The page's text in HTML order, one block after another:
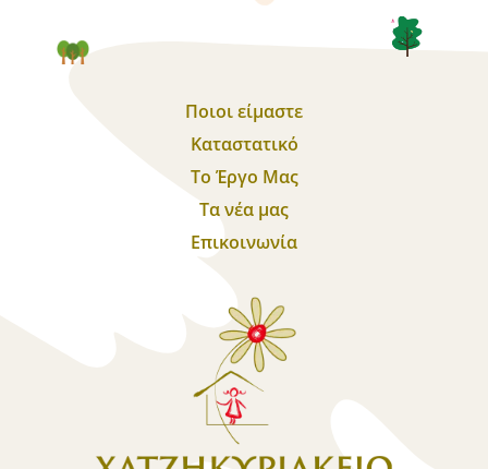
Ποιοι είμαστε
Καταστατικό
Το Έργο Μας
Τα νέα μας
Επικοινωνία